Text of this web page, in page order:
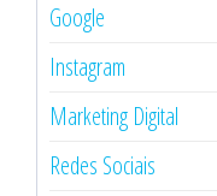
Google
Instagram
Marketing Digital
Redes Sociais